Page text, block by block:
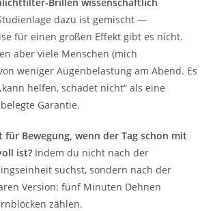
dazu ist gemischt —
für einen großen Effekt gibt es nicht.
aber viele Menschen (mich
weniger Augenbelastung am Abend. Es
helfen, schadet nicht“ als eine
Garantie.
für Bewegung, wenn der Tag schon mit
ist? Indem du nicht nach der
suchst, sondern nach der
Version: fünf Minuten Dehnen
zählen.